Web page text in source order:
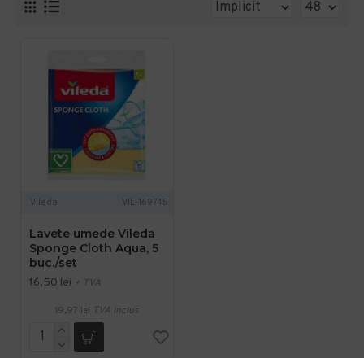
Vileda VIL-169745
Lavete umede Vileda
Sponge Cloth Aqua, 5
buc./set
16,50 lei + TVA
19,97 lei TVA inclus